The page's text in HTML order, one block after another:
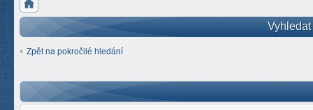
Zpět na pokročilé hledání